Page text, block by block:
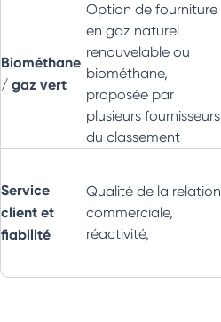
Biométhane
/ gaz vert
Option de fourniture
en gaz naturel
renouvelable ou
biométhane,
proposée par
plusieurs fournisseurs
du classement
Service
client et
fiabilité
Qualité de la relation
commerciale,
réactivité,